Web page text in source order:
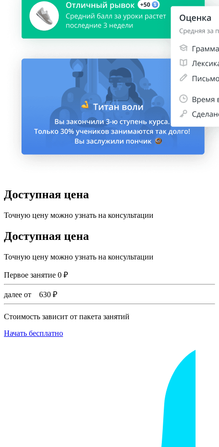
Доступная цена
Точную цену можно узнать на консультации
Доступная цена
Точную цену можно узнать на консультации
Первое занятие 0 ₽
далее от 630 ₽
Стоимость зависит от пакета занятий
Начать бесплатно